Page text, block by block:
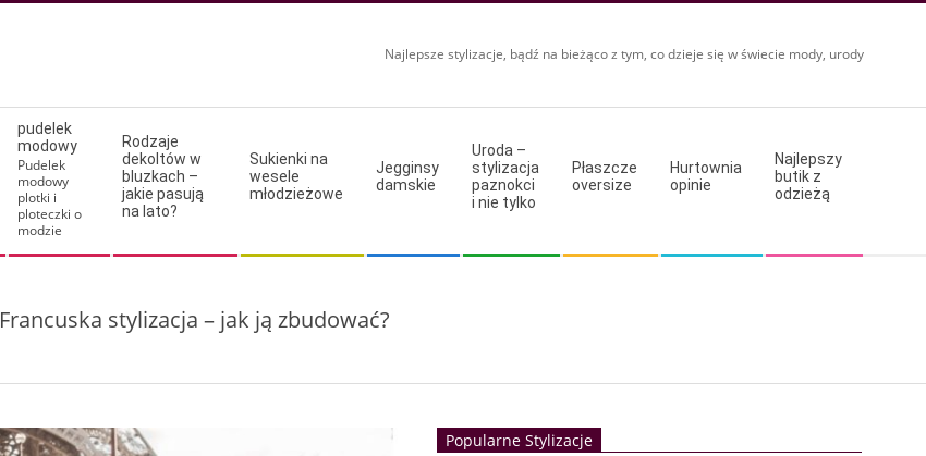
Najlepsze stylizacje, bądź na bieżąco z tym, co dzieje się w świecie mody, urody
pudelek
modowy
Pudelek
modowy
plotki i
ploteczki o
modzie
Rodzaje
dekoltów w
bluzkach –
jakie pasują
na lato?
Sukienki na
wesele
młodzieżowe
Jegginsy
damskie
Uroda –
stylizacja
paznokci
i nie tylko
Płaszcze
oversize
Hurtownia
opinie
Najlepszy
butik z
odzieżą
Francuska stylizacja – jak ją zbudować?
Popularne Stylizacje